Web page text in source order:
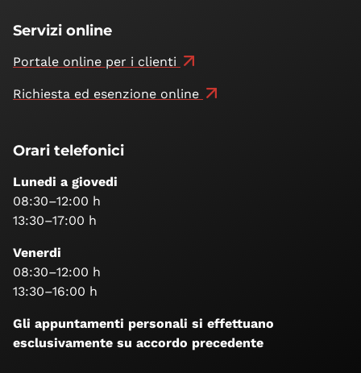
Servizi online
Portale online per i clienti
Richiesta ed esenzione online
Orari telefonici
Lunedi a giovedi
08:30–12:00 h
13:30–17:00 h
Venerdi
08:30–12:00 h
13:30–16:00 h
Gli appuntamenti personali si effettuano
esclusivamente su accordo precedente